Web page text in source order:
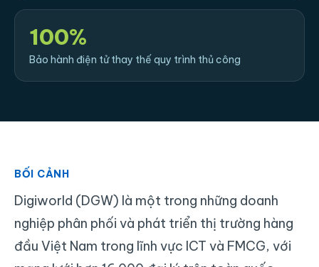
100%
Bảo hành điện tử thay thế quy trình thủ công
BỐI CẢNH
Digiworld (DGW) là một trong những doanh
nghiệp phân phối và phát triển thị trường hàng
đầu Việt Nam trong lĩnh vực ICT và FMCG, với